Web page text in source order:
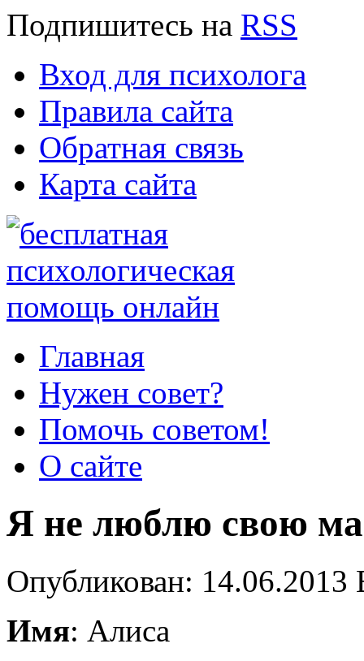
Подпишитесь на RSS
Вход для психолога
Правила сайта
Обратная связь
Карта сайта
Главная
Нужен совет?
Помочь советом!
О сайте
Я не люблю свою
Опубликован:
Имя: Алиса